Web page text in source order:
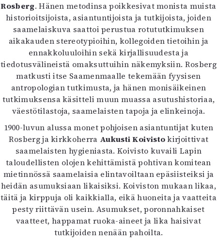
Rosberg. Hänen metodinsa poikkesivat monista muista
historioitsijoista, asiantuntijoista ja tutkijoista, joiden
saamelaiskuva saattoi perustua rotututkimuksen
aikakauden stereotypioihin, kollegoiden tietoihin ja
ennakkoluuloihin sekä kirjallisuudesta ja
tiedotusvälineistä omaksuttuihin näkemyksiin. Rosberg
matkusti itse Saamenmaalle tekemään fyysisen
antropologian tutkimusta, ja hänen monisäikeinen
tutkimuksensa käsitteli muun muassa asutushistoriaa,
väestötilastoja, saamelaisten tapoja ja elinkeinoja.
1900-luvun alussa monet pohjoisen asiantuntijat kuten
Rosberg ja kirkkoherra Aukusti Koivistokirjoittivat
saamelaisten hygieniasta. Koivisto kuvaili Lapin
taloudellisten olojen kehittämistä pohtivan komitean
mietinnössä saamelaisia elintavoiltaan epäsiisteiksi ja
heidän asumuksiaan likaisiksi. Koiviston mukaan likaa,
täitä ja kirppuja oli kaikkialla, eikä huoneita ja vaatteita
pesty riittävän usein. Asumukset, poronnahkaiset
vaatteet, happamat ruoka-aineet ja lika haisivat
tutkijoiden nenään pahoilta.